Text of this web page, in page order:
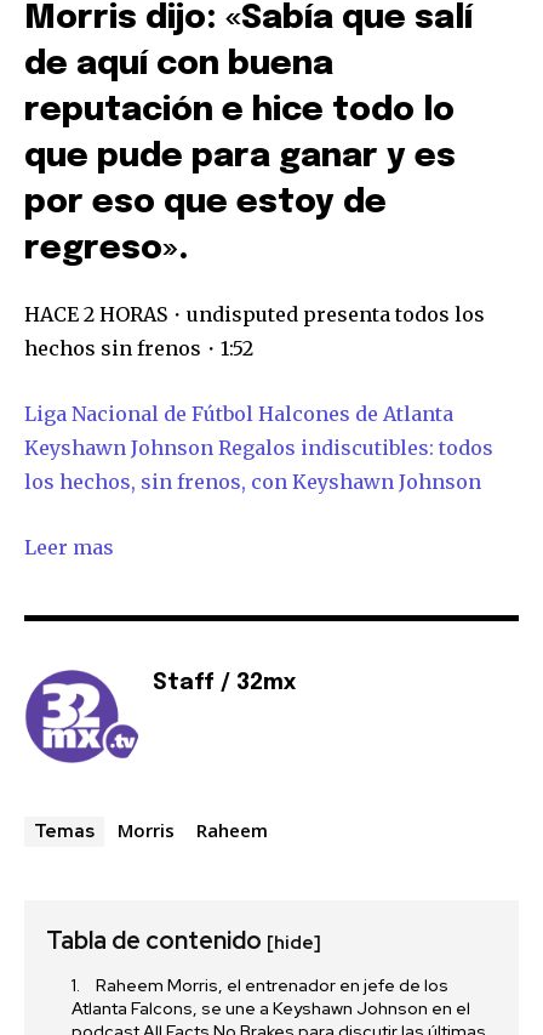
Únete a nuestra comunidad de
suscriptores y sé parte de la
respetamos tu privacidad y no enviaremos correo basura a tu
Seguidores Seguidores Seguidores
Morris dijo: «Sabía que salí
de aquí con buena
reputación e hice todo lo
que pude para ganar y es
por eso que estoy de
regreso».
HACE 2 HORAS・undisputed presenta todos los
hechos sin frenos・1:52
Liga Nacional de Fútbol Halcones de Atlanta
Keyshawn Johnson Regalos indiscutibles: todos
los hechos, sin frenos, con Keyshawn Johnson
Leer mas
Staff / 32mx
Temas Morris Raheem
Tabla de contenido [hide]
Raheem Morris, el entrenador en jefe de los
Atlanta Falcons, se une a Keyshawn Johnson en el